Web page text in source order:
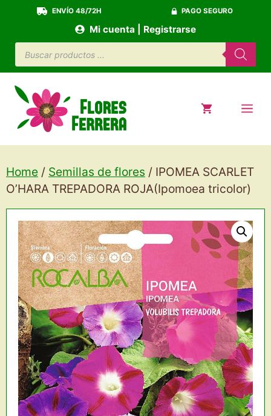
contenido
ENVÍO 48/72H PAGO SEGURO
Búsqueda
de
productos
Mi cuenta | Registrarse
Home / Semillas de flores / IPOMEA SCARLET
O’HARA TREPADORA ROJA(Ipomoea tricolor)